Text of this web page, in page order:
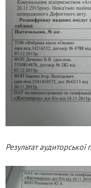
Результат